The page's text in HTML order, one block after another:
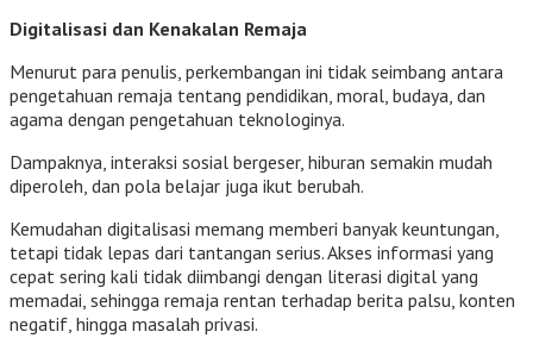
Digitalisasi dan Kenakalan Remaja
Menurut para penulis, perkembangan ini tidak seimbang antara
pengetahuan remaja tentang pendidikan, moral, budaya, dan
agama dengan pengetahuan teknologinya.
Dampaknya, interaksi sosial bergeser, hiburan semakin mudah
diperoleh, dan pola belajar juga ikut berubah.
Kemudahan digitalisasi memang memberi banyak keuntungan,
tetapi tidak lepas dari tantangan serius. Akses informasi yang
cepat sering kali tidak diimbangi dengan literasi digital yang
memadai, sehingga remaja rentan terhadap berita palsu, konten
negatif, hingga masalah privasi.